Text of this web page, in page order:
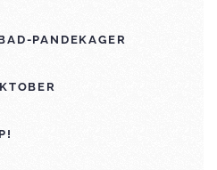
PANDEKAGER